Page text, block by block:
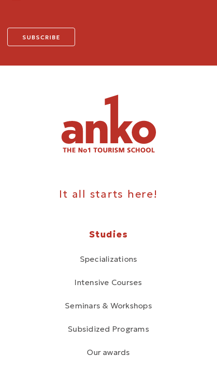
It all starts here!
Studies
Specializations
Intensive Courses
Seminars & Workshops
Subsidized Programs
Our awards